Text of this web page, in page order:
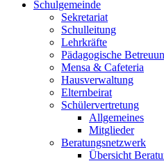
Schulgemeinde
Sekretariat
Schulleitung
Lehrkräfte
Pädagogische
Mensa & Cafeteria
Hausverwaltung
Elternbeirat
Schülervertretung
Allgemeines
Mitglieder
Beratungsnetzwerk
Übersicht